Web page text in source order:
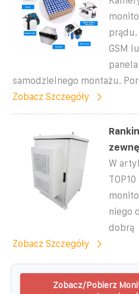
GSM
samodzielnego montażu.
Zobacz Szczegóły
W
niego
dobrą
Zobacz Szczegóły
Zobacz/Pobierz